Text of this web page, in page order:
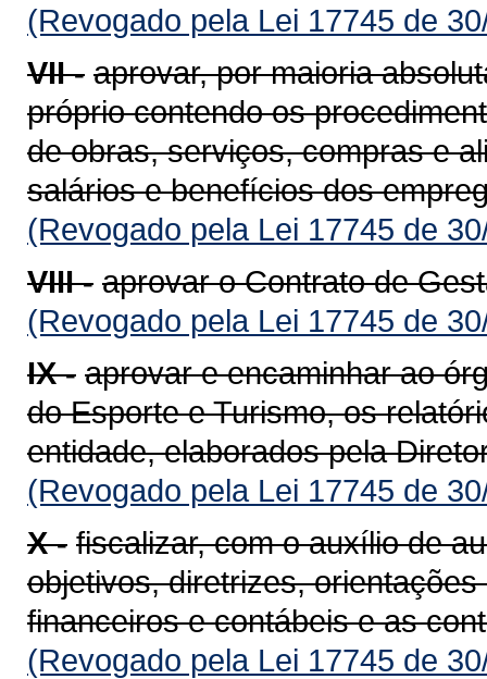
(Revogado pela Lei 17745 de
VII - aprovar, por maioria
próprio contendo os
de obras, serviços, compras e
salários e benefícios dos
(Revogado pela Lei 17745 de
VIII - aprovar o Contrato de
(Revogado pela Lei 17745 de
IX - aprovar e encaminhar ao
do Esporte e Turismo, os
entidade, elaborados pela
(Revogado pela Lei 17745 de
X - fiscalizar, com o auxílio de
objetivos, diretrizes,
financeiros e contábeis e as
(Revogado pela Lei 17745 de